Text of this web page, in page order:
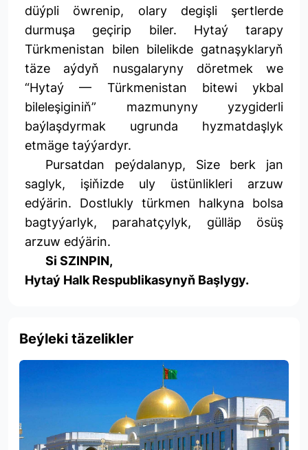
düýpli öwrenip, olary degişli şertlerde
durmuşa geçirip biler. Hytaý tarapy
Türkmenistan bilen bilelikde gatnaşyklaryň
täze aýdyň nusgalaryny döretmek we
“Hytaý — Türkmenistan bitewi ykbal
bileleşiginiň” mazmunyny yzygiderli
baýlaşdyrmak ugrunda hyzmatdaşlyk
etmäge taýýardyr.
Pursatdan peýdalanyp, Size berk jan
saglyk, işiňizde uly üstünlikleri arzuw
edýärin. Dostlukly türkmen halkyna bolsa
bagtyýarlyk, parahatçylyk, gülläp ösüş
arzuw edýärin.
Si SZINPIN,
Hytaý Halk Respublikasynyň Başlygy.
Beýleki täzelikler